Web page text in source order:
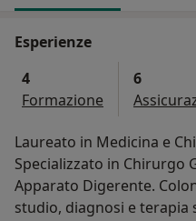
Esperienze
4
Formazione
6
Laureato in Medicina e
Specializzato in Chirurgo
Apparato Digerente. Colonproctologo si occupa dello
studio, diagnosi e terapia